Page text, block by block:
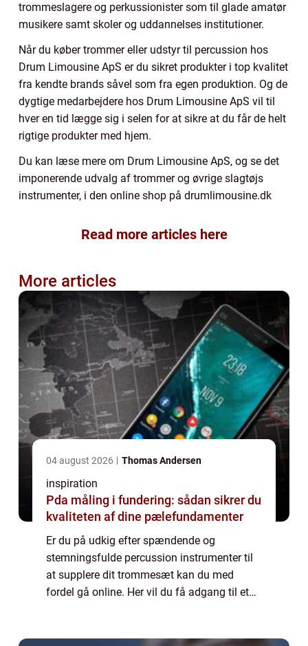
trommeslagere og perkussionister som til glade amatør
musikere samt skoler og uddannelses institutioner.
Når du køber trommer eller udstyr til percussion hos
Drum Limousine ApS er du sikret produkter i top kvalitet
fra kendte brands såvel som fra egen produktion. Og de
dygtige medarbejdere hos Drum Limousine ApS vil til
hver en tid lægge sig i selen for at sikre at du får de helt
rigtige produkter med hjem.
Du kan læse mere om Drum Limousine ApS, og se det
imponerende udvalg af trommer og øvrige slagtøjs
instrumenter, i den online shop på drumlimousine.dk
Read more articles here
More articles
04 august 2026 Thomas Andersen
inspiration
Pda måling i fundering: sådan sikrer du
kvaliteten af dine pælefundamenter
Er du på udkig efter spændende og
stemningsfulde percussion instrumenter til
at supplere dit trommesæt kan du med
fordel gå online. Her vil du få adgang til et